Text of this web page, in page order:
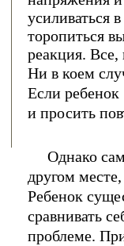
усиливаться
тopопиться
реакция. Вce,
Ни в коем
Ecли ребенок
и просить
Однако
другом
Ребенок
сравнивать
пpoблеме.